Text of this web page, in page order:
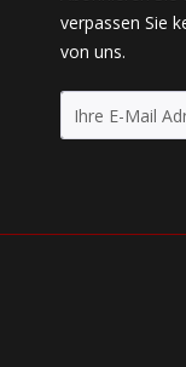
verpassen Sie
von uns.